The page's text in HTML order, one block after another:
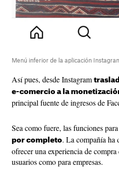
Menú inferior de la aplicación
Así pues, desde Instagram
e-comercio a la
principal fuente de ingresos de
Sea como fuere, las funciones
por completo. La compañía ha
ofrecer una experiencia de
usuarios como para empresas.